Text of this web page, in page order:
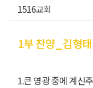
1516교회
1부 찬양_김형
1.큰 영광 중에 계신